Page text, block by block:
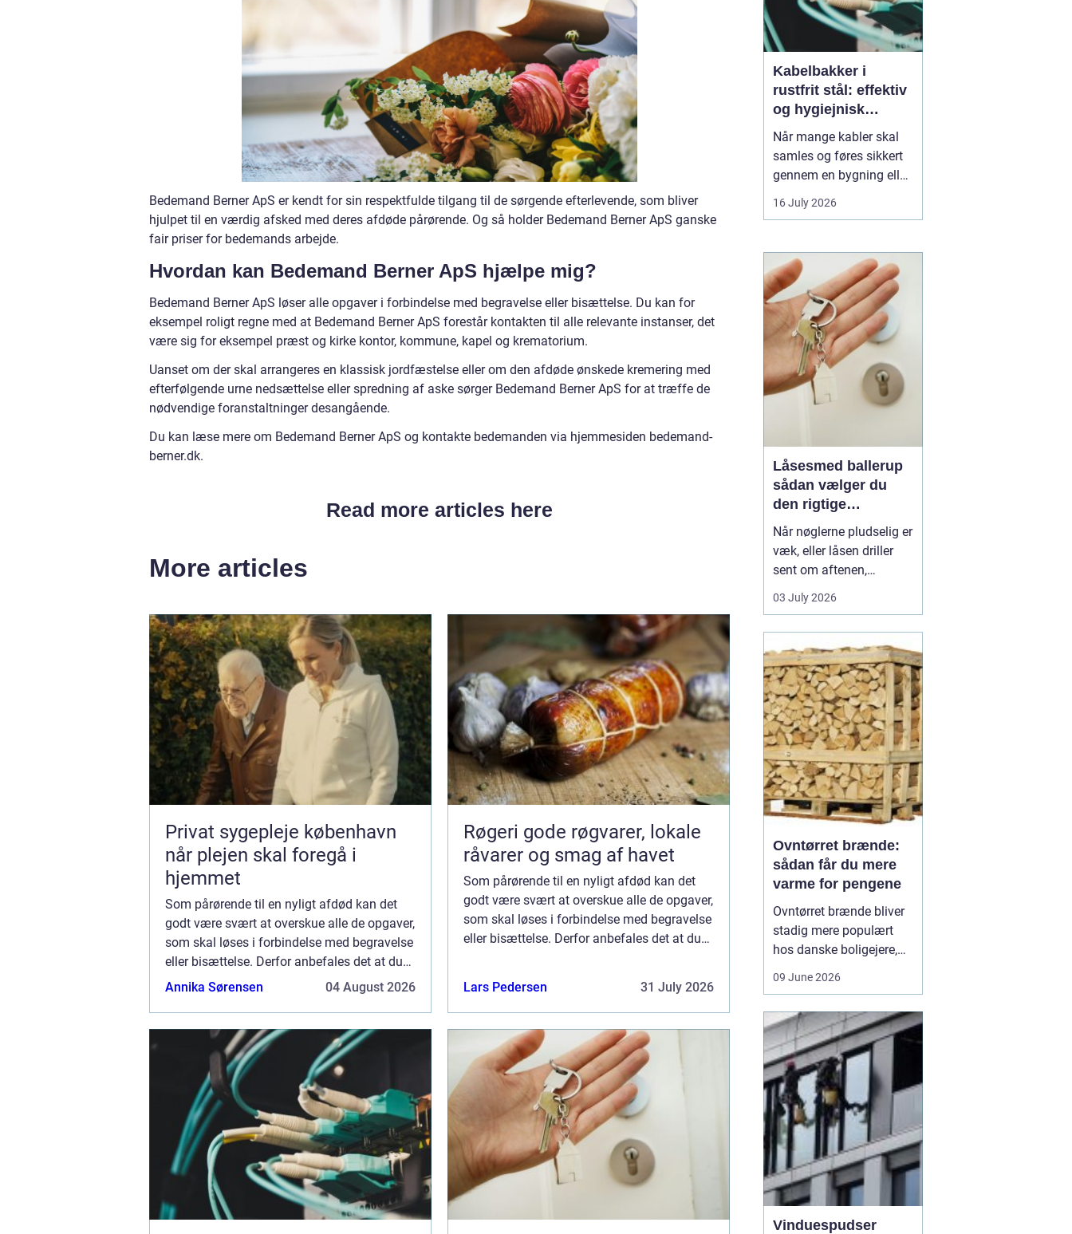
Bedemand Berner ApS er kendt for sin respektfulde tilgang til de sørgende efterlevende, som bliver
hjulpet til en værdig afsked med deres afdøde pårørende. Og så holder Bedemand Berner ApS ganske
fair priser for bedemands arbejde.
Hvordan kan Bedemand Berner ApS hjælpe mig?
Bedemand Berner ApS løser alle opgaver i forbindelse med begravelse eller bisættelse. Du kan for
eksempel roligt regne med at Bedemand Berner ApS forestår kontakten til alle relevante instanser, det
være sig for eksempel præst og kirke kontor, kommune, kapel og krematorium.
Uanset om der skal arrangeres en klassisk jordfæstelse eller om den afdøde ønskede kremering med
efterfølgende urne nedsættelse eller spredning af aske sørger Bedemand Berner ApS for at træffe de
nødvendige foranstaltninger desangående.
Du kan læse mere om Bedemand Berner ApS og kontakte bedemanden via hjemmesiden bedemand-
berner.dk.
Read more articles here
More articles
Privat sygepleje københavn
når plejen skal foregå i
hjemmet
Som pårørende til en nyligt afdød kan det
godt være svært at overskue alle de opgaver,
som skal løses i forbindelse med begravelse
eller bisættelse. Derfor anbefales det at du
får professionel assistance når begravelsen
Annika Sørensen 04 August 2026
Røgeri gode røgvarer, lokale
råvarer og smag af havet
Som pårørende til en nyligt afdød kan det
godt være svært at overskue alle de opgaver,
som skal løses i forbindelse med begravelse
eller bisættelse. Derfor anbefales det at du
Lars Pedersen 31 July 2026
Kabelbakker i
rustfrit stål: effektiv
og hygiejnisk
kabelføring
Når mange kabler skal
samles og føres sikkert
gennem en bygning eller
en produktion, bliver
overblik og orden hurtigt
kabelbakker enenkel og
robust løsning. De
samler kablerne ét sted,
beskytter...
16 July 2026
Låsesmed ballerup
sådan vælger du
den rigtige
låsepartner
Når nøglerne pludselig er
væk, eller låsen driller
sent om aftenen,
opdager du hurtigt, hvor
vigtig en pålidelig
findes der flere løsninger,
men forskellen på hurtig
hjælp, god rådgivning og
langvarig tryghed kan
være stor. En...
03 July 2026
Ovntørret brænde:
sådan får du mere
varme for pengene
Ovntørret brænde bliver
stadig mere populært
hos danske boligejere,
ovn, får du en stabil og
lav fugtighed, som giver
højere varmeudbytte,
renere forbrænding og
mindre arbejde med
optænd...
09 June 2026
Vinduespudser